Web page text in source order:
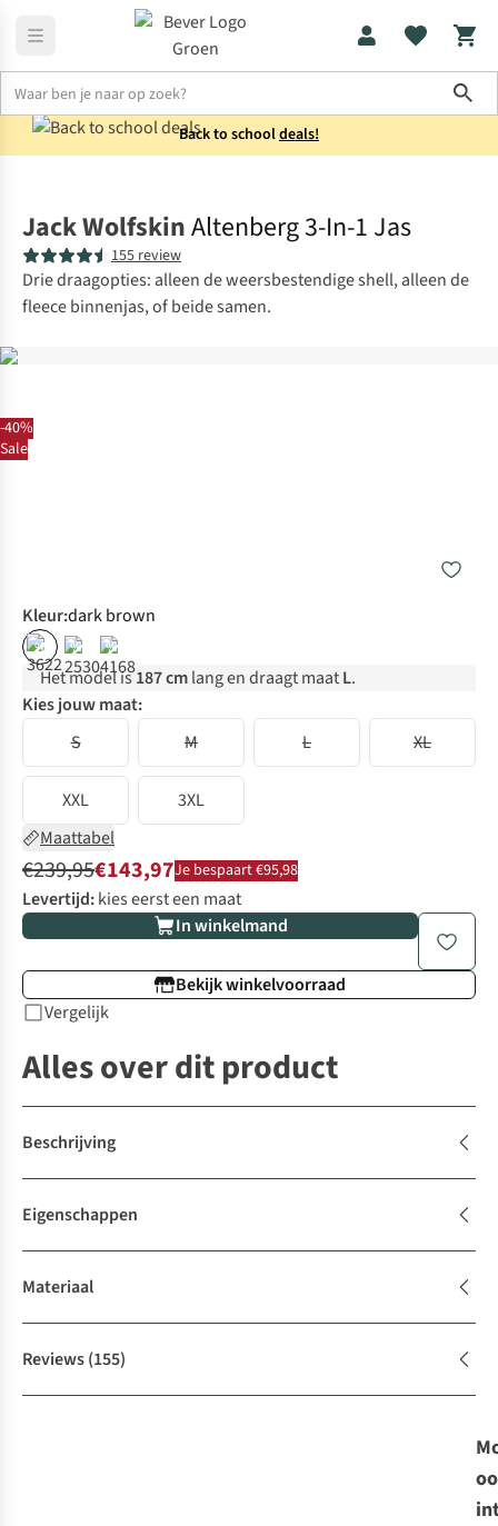
Back to schooldeals!
-40%
Sale
Jack WolfskinAltenberg 3-In-1 Jas
155 review
Drie draagopties: alleen de weersbestendige shell, alleen de
fleece binnenjas, of beide samen.
Kleur:dark brown
% % %
Het model is187 cmlang en draagt maatL.
Kies jouw maat:
S
M L XL
XXL
3XL
Maattabel
€239,95€143,97Je bespaart €95,98
Levertijd:kies eerst een maat
In winkelmand
Bekijk winkelvoorraad
Vergelijk
Alles over dit product
Beschrijving
Eigenschappen
Materiaal
Reviews(155)